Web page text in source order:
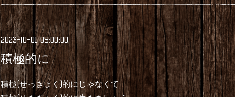
2023-10-01 09:00:00
積極的に
積極(せっきょく)的にじゃなくて